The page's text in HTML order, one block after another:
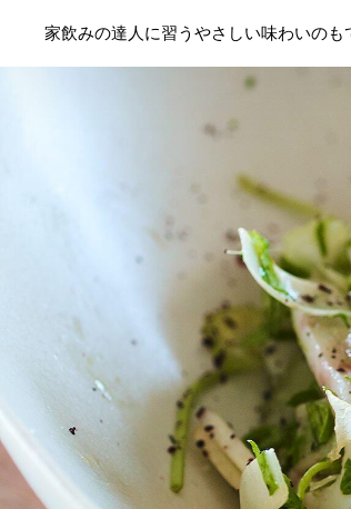
家飲みの達人に習うやさしい味わいのも